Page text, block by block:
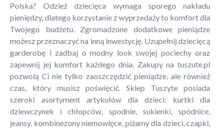
Polska? Odzież dziecięca wymaga sporego nakładu
pieniędzy, dlatego korzystanie z wyprzedaży to komfort dla
Twojego budżetu. Zgromadzone dodatkowe pieniądze
możesz przeznaczyć na inną inwestycję. Uzupełnij dziecięcą
garderobę i zadbaj o modny look swojej pociechy oraz
zapewnij jej komfort każdego dnia. Zakupy na tuszute.pl
pozwolą Ci nie tylko zaoszczędzić pieniądze, ale również
czas, który musisz poświęcić. Sklep Tuszyte posiada
szeroki asortyment artykułów dla dzieci: kurtki dla
dziewczynek i chłopców, spodnie, sukienki, spódnice,
jeansy, kombinezony niemowlęce, piżamy dla dzieci, czapki,